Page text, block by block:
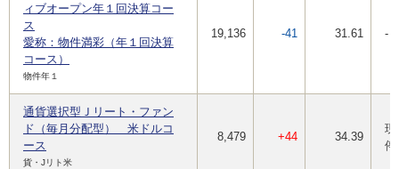
ィブオープン年１回決算コー
ス
愛称：物件満彩（年１回決算
コース）
物件年１
19,136 -41 31.61 -
通貨選択型Ｊリート・ファン
ド（毎月分配型） 米ドルコ
ース
貨・Jリト米
8,479 +44 34.39
現
停